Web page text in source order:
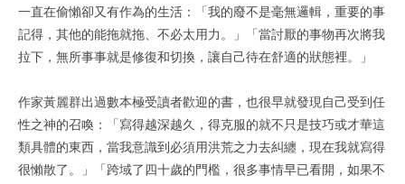
一直在偷懶卻又有作為的生活：「我的廢不是毫無邏輯，重要的事
記得，其他的能拖就拖、不必太用力。」「當討厭的事物再次將我
拉下，無所事事就是修復和切換，讓自己待在舒適的狀態裡。」
作家黃麗群出過數本極受讀者歡迎的書，也很早就發現自己受到任
性之神的召喚：「寫得越深越久，得克服的就不只是技巧或才華這
類具體的東西，當我意識到必須用洪荒之力去糾纏，現在我就寫得
很懶散了。」「跨域了四十歲的門檻，很多事情早已看開，如果不